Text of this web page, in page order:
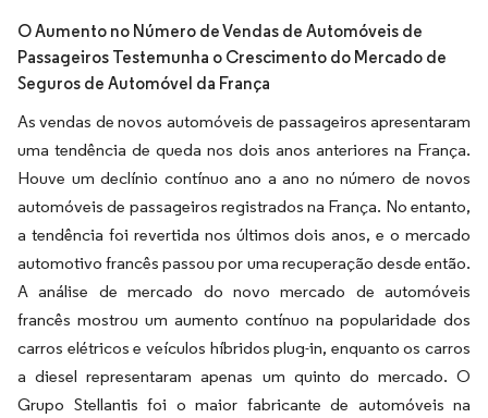
O Aumento no Número de Vendas de Automóveis de
Passageiros Testemunha o Crescimento do Mercado de
Seguros de Automóvel da França
As vendas de novos automóveis de passageiros apresentaram
uma tendência de queda nos dois anos anteriores na França.
Houve um declínio contínuo ano a ano no número de novos
automóveis de passageiros registrados na França. No entanto,
a tendência foi revertida nos últimos dois anos, e o mercado
automotivo francês passou por uma recuperação desde então.
A análise de mercado do novo mercado de automóveis
francês mostrou um aumento contínuo na popularidade dos
carros elétricos e veículos híbridos plug-in, enquanto os carros
a diesel representaram apenas um quinto do mercado. O
Grupo Stellantis foi o maior fabricante de automóveis na